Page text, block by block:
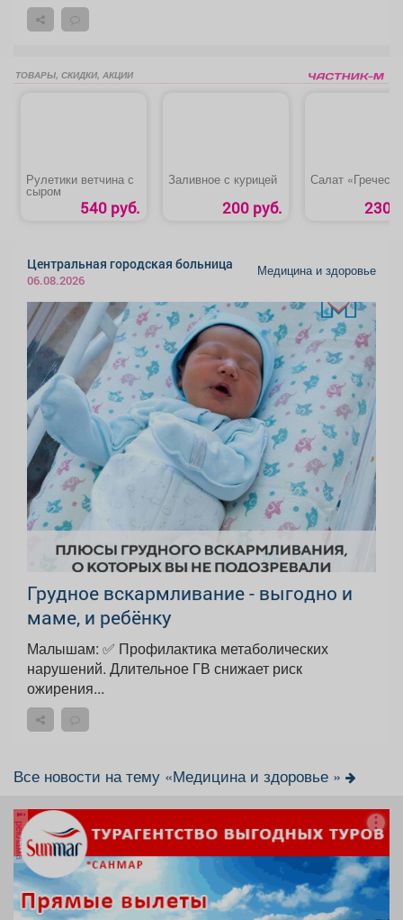
ТОВАРЫ, СКИДКИ, АКЦИИ
Рулетики ветчина с
сыром
540 руб.
Заливное с курицей
200 руб.
Салат
230
Центральная городская больница
06.08.2026
Медицина и здоровье
Грудное вскармливание - выгодно и
маме, и ребёнку
Малышам: ✅ Профилактика метаболических
нарушений. Длительное ГВ снижает риск
ожирения...
Все новости на тему «Медицина и здоровье »
реклама